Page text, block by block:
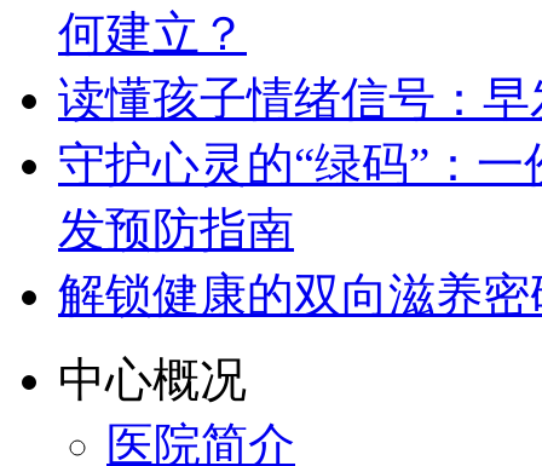
何建立？
读懂孩子情绪信号：
守护心灵的“绿码”：
发预防指南
解锁健康的双向滋养密
中心概况
医院简介